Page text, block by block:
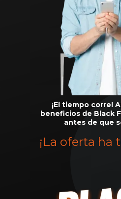
¡El tiempo corre!
beneficios de Black
antes de que
¡La oferta ha